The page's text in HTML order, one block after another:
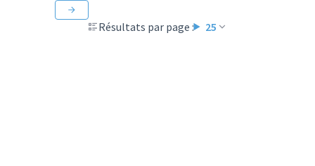
Résultats par page : 25